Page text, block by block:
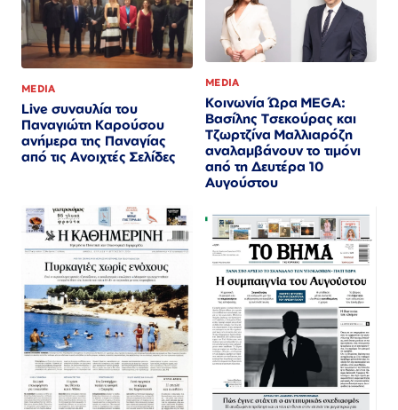
MEDIA
Live συναυλία του
Παναγιώτη Καρούσου
ανήμερα της Παναγίας
από τις Ανοιχτές Σελίδες
MEDIA
Κοινωνία Ώρα MEGA:
Βασίλης Τσεκούρας και
Τζωρτζίνα Μαλλιαρόζη
αναλαμβάνουν το τιμόνι
από τη Δευτέρα 10
Αυγούστου